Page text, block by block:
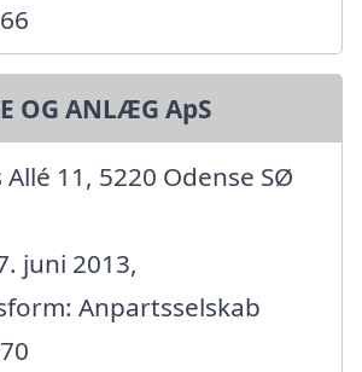
OG ANLÆG ApS
11, 5220 Odense SØ
juni 2013,
Anpartsselskab